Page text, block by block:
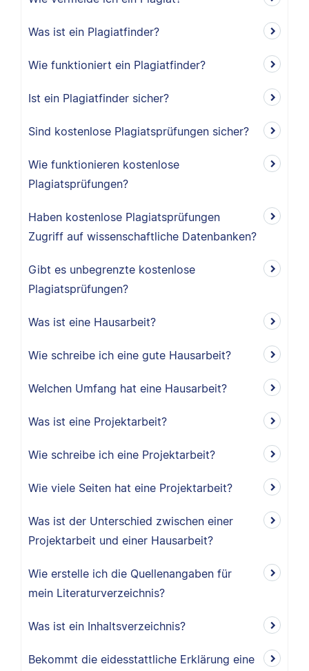
Was ist ein Plagiatfinder?
Wie funktioniert ein Plagiatfinder?
Ist ein Plagiatfinder sicher?
Sind kostenlose Plagiatsprüfungen sicher?
Wie funktionieren kostenlose
Plagiatsprüfungen?
Haben kostenlose Plagiatsprüfungen
Zugriff auf wissenschaftliche Datenbanken?
Gibt es unbegrenzte kostenlose
Plagiatsprüfungen?
Was ist eine Hausarbeit?
Wie schreibe ich eine gute Hausarbeit?
Welchen Umfang hat eine Hausarbeit?
Was ist eine Projektarbeit?
Wie schreibe ich eine Projektarbeit?
Wie viele Seiten hat eine Projektarbeit?
Was ist der Unterschied zwischen einer
Projektarbeit und einer Hausarbeit?
Wie erstelle ich die Quellenangaben für
mein Literaturverzeichnis?
Was ist ein Inhaltsverzeichnis?
Bekommt die eidesstattliche Erklärung eine